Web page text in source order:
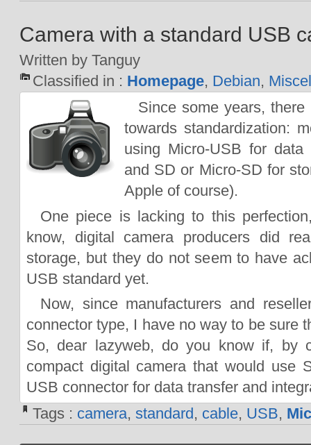
Camera with a standard USB
Written by Tanguy
Classified in : Homepage, Debian,
Since some years,
towards standardization:
using Micro-USB for data
and SD or Micro-SD for
Apple of course).
One piece is lacking to this
know, digital camera producers did
storage, but they do not seem to have
USB standard yet.
Now, since manufacturers and
connector type, I have no way to be sure
So, dear lazyweb, do you know if, by
compact digital camera that would use
USB connector for data transfer and
Tags : camera, standard, cable, USB,